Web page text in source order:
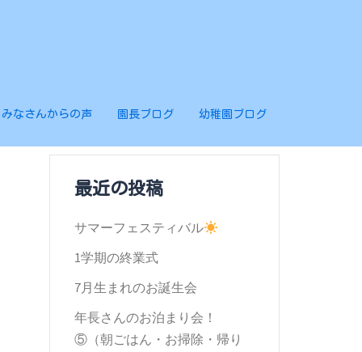
みなさんからの声 園長ブログ 幼稚園ブログ
最近の投稿
サマーフェスティバル
1学期の終業式
7月生まれのお誕生会
年長さんのお泊まり会！
⑤（朝ごはん・お掃除・帰り